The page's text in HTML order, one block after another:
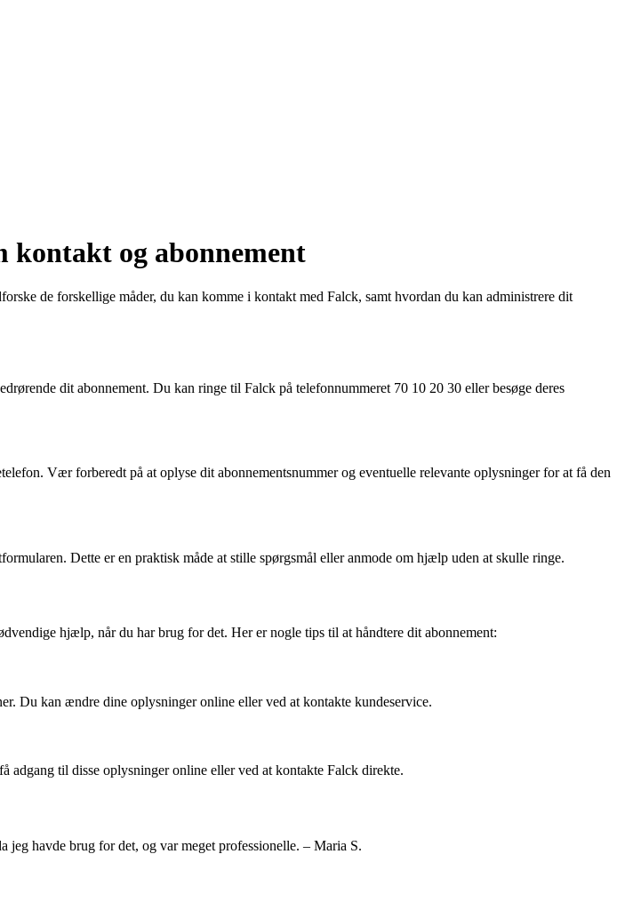
kontakt og abonnement
de forskellige måder, du kan komme i kontakt med Falck, samt hvordan du kan administrere dit
dit abonnement. Du kan ringe til Falck på telefonnummeret 70 10 20 30 eller besøge deres
Vær forberedt på at oplyse dit abonnementsnummer og eventuelle relevante oplysninger for at få den
Dette er en praktisk måde at stille spørgsmål eller anmode om hjælp uden at skulle ringe.
hjælp, når du har brug for det. Her er nogle tips til at håndtere dit abonnement:
Du kan ændre dine oplysninger online eller ved at kontakte kundeservice.
adgang til disse oplysninger online eller ved at kontakte Falck direkte.
havde brug for det, og var meget professionelle. – Maria S.